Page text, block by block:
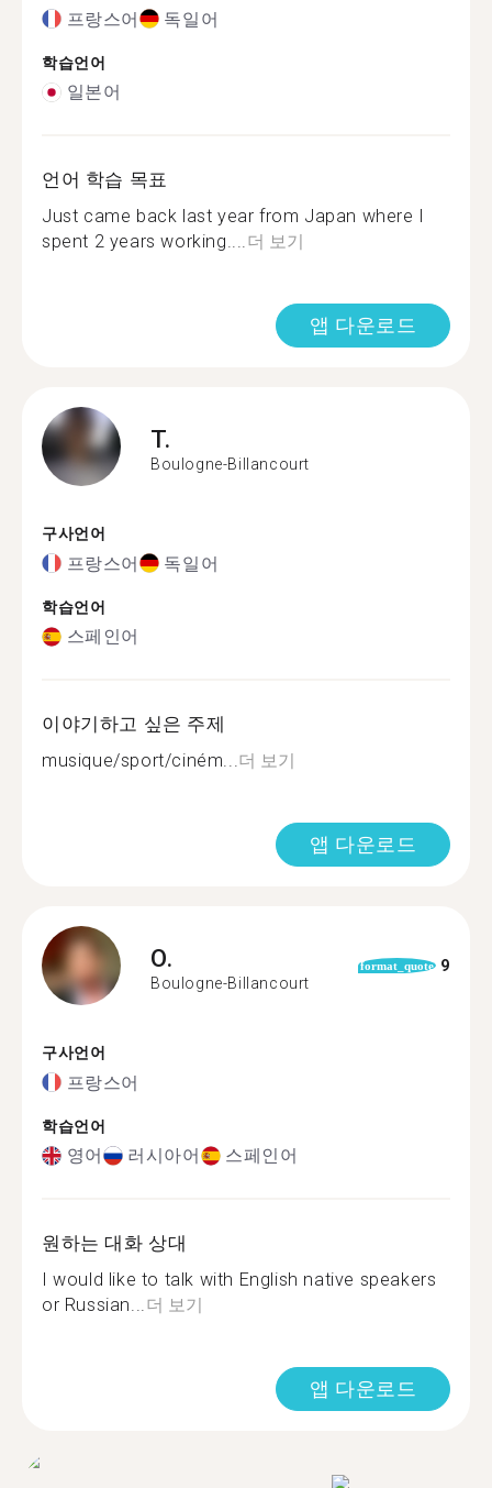
프랑스어 독일어
학습언어
일본어
언어 학습 목표
Just came back last year from Japan where I
spent 2 years working....더 보기
앱 다운로드
T.
Boulogne-Billancourt
구사언어
프랑스어 독일어
학습언어
스페인어
이야기하고 싶은 주제
musique/sport/ciném...더 보기
앱 다운로드
O.
Boulogne-Billancourt
format_quote 9
구사언어
프랑스어
학습언어
영어 러시아어 스페인어
원하는 대화 상대
I would like to talk with English native speakers
or Russian...더 보기
앱 다운로드